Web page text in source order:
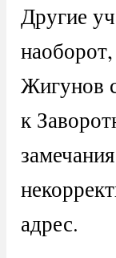
Другие
Жигунов
к
адрес.